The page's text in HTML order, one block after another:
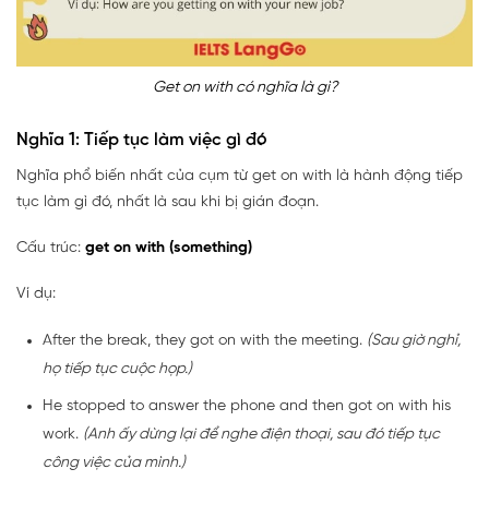
Get on with có nghĩa là gì?
Nghĩa 1: Tiếp tục làm việc gì đó
Nghĩa phổ biến nhất của cụm từ get on with là hành động tiếp
tục làm gì đó, nhất là sau khi bị gián đoạn.
Cấu trúc: get on with (something)
Ví dụ:
After the break, they got on with the meeting. (Sau giờ nghỉ,
họ tiếp tục cuộc họp.)
He stopped to answer the phone and then got on with his
work. (Anh ấy dừng lại để nghe điện thoại, sau đó tiếp tục
công việc của mình.)